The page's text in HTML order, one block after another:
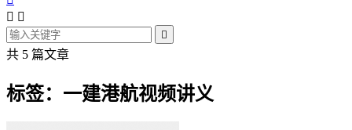
 

共 5 篇文章
标签：一建港航视频讲义